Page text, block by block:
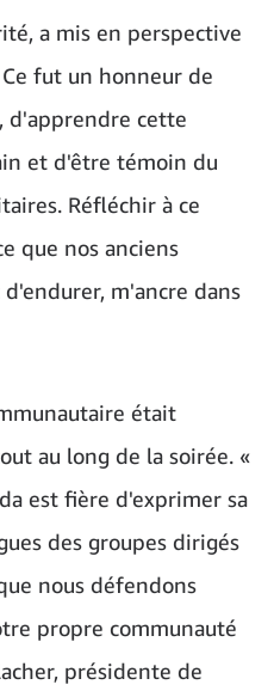
a mis en perspective
fut un honneur de
d'apprendre cette
et d'être témoin du
Réfléchir à ce
que nos anciens
m'ancre dans
était
au long de la soirée. «
est fière d'exprimer sa
des groupes dirigés
nous défendons
propre communauté
présidente de